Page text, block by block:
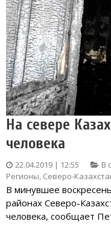
На севере
человека
22.04.2019 | 12:55 В
Регионы, Северо-
В минувшее
районах Северо-
человека, сообщает